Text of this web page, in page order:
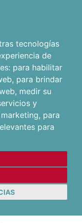
tecnologías
de
para habilitar
, para brindar
, medir su
y
, para
para